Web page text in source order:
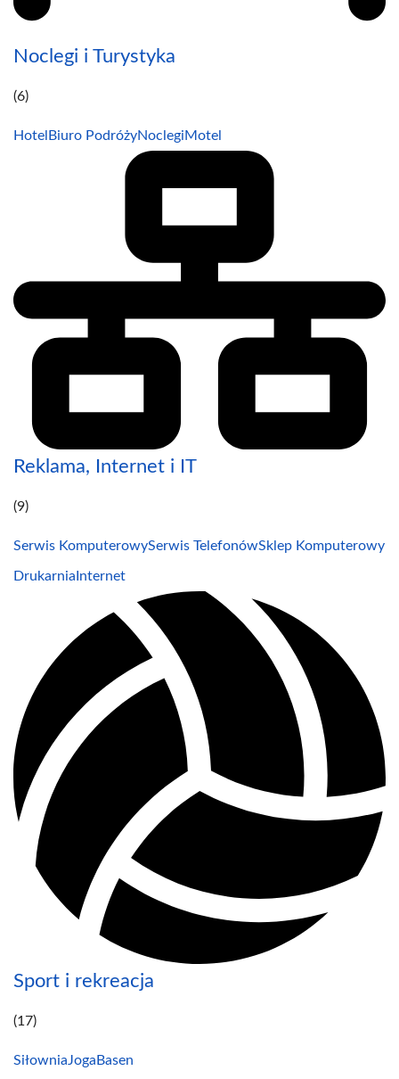
Noclegi i Turystyka
(6)
Hotel Biuro PodróżyNoclegiMotel
Reklama, Internet i IT
(9)
Serwis KomputerowySerwis TelefonówSklep Komputerowy
Drukarnia Internet
Sport i rekreacja
(17)
SiłowniaJoga Basen